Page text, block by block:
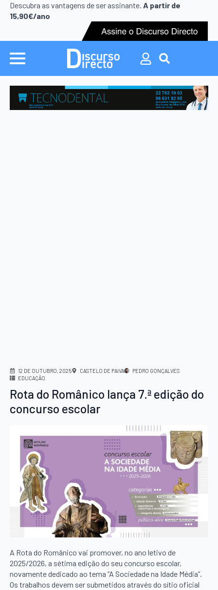
Descubra as vantagens de ser assinante. A partir de
15,90€/ano
Search
for:
Search
12 DE OUTUBRO, 2025 CASTELO DE PAIVA
PEDRO GONÇALVES
EDUCAÇÃO
Rota do Românico lança 7.ª edição do
concurso escolar
A Rota do Românico vai promover, no ano letivo de
2025/2026, a sétima edição do seu concurso escolar,
novamente dedicado ao tema “A Sociedade na Idade Média”.
Os trabalhos devem ser submetidos através do sítio oficial